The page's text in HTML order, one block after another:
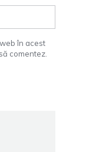
în acest
comentez.